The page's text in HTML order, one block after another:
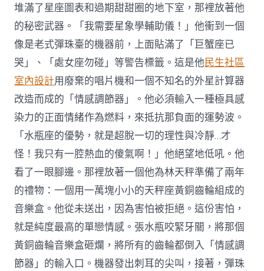
堆滿了星座圖表和過期甜甜圈的地下室，那裡放著他
的秘密武器。「我需要星象學輔助儀！」他衝到一個
像是老式彈珠臺的機器前，上面貼滿了「巨蟹座已
哭」、「處女座勿碰」等警告標籤。這是他民生社區
室內設計用廢棄的唱片機和一個不知名的外星計算器
改造而成的「情感調節器」。他必須輸入一種極具感
染力的正面情緒作為燃料，來抵抗那負面的運勢波。
「水瓶座的優勢，就是超脫一切的理性與冷靜…才
怪！我只有一腔熱血的傻氣啊！」他絕望地低吼。他
看了一眼腳邊。那裡放著一個他為林天秤準備了兩年
的禮物：一個用一萬塊小小的天秤座黃銅齒輪組成的
音樂盒。他從未送出，因為害怕被拒絕。這份害怕，
就是純度最高的單戀情感。張水瓶咬緊牙關，將那個
黃銅齒輪音樂盒砸爛，將所有的齒輪都倒入「情感調
節器」的輸入口。機器發出刺耳的尖叫，接著，彈珠